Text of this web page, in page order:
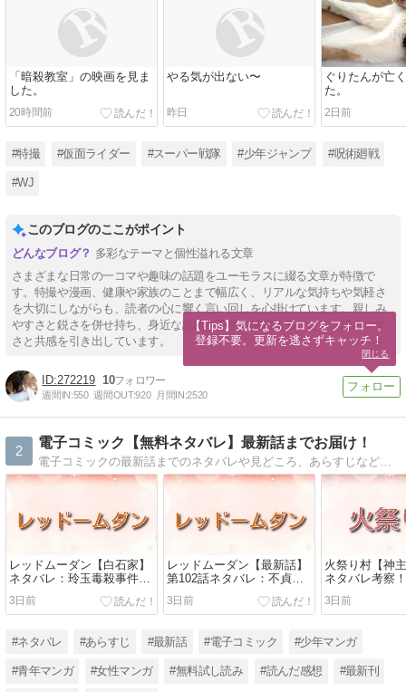
「暗殺教室」の映画を見ま
した。
20時間前
やる気が出ない〜
昨日
ぐりたんが亡
た。
2日前
#特撮 #仮面ライダー #スーパー戦隊 #少年ジャンプ #呪術廻戦
#WJ
このブログのここがポイント
多彩なテーマと個性溢れる文章
さまざまな日常の一コマや趣味の話題をユーモラスに綴る文章が特徴で
す。特撮や漫画、健康や家族のことまで幅広く、リアルな気持ちや気軽さ
を大切にしながらも、読者の心に響く言い回しを心掛けています。親しみ
やすさと鋭さを併せ持ち、身近な話題を丁寧に描写することで、読みやす
さと共感を引き出しています。
272219 10
週間IN:550 週間OUT:920 月間IN:2520
2
電子コミック【無料ネタバレ】最新話までお届け！
電子コミックの最新話までのネタバレや見どころ、あらすじなどをお届け。配信中の電子コミックの中で、おすすめタイトルの最新話をご紹介します。少年・少女・女性・青年など、様々なジャンルの電子コミックを無料試し読みでお楽しみください
レッドムーダン【白石家】
ネタバレ：玲玉毒殺事件と
失脚の行方
3日前
レッドムーダン【最新話】
第102話ネタバレ：不貞発
覚で燕徳妃は失脚！？諍い
の終わりへ
3日前
火祭り村【神
ネタバレ考察
る謎の人物と
3日前
#ネタバレ #あらすじ #最新話 #電子コミック #少年マンガ
#青年マンガ #女性マンガ #無料試し読み #読んだ感想 #最新刊
【Tips】気になるブログをフォロー。
登録不要。更新を逃さずキャッチ！
閉じる